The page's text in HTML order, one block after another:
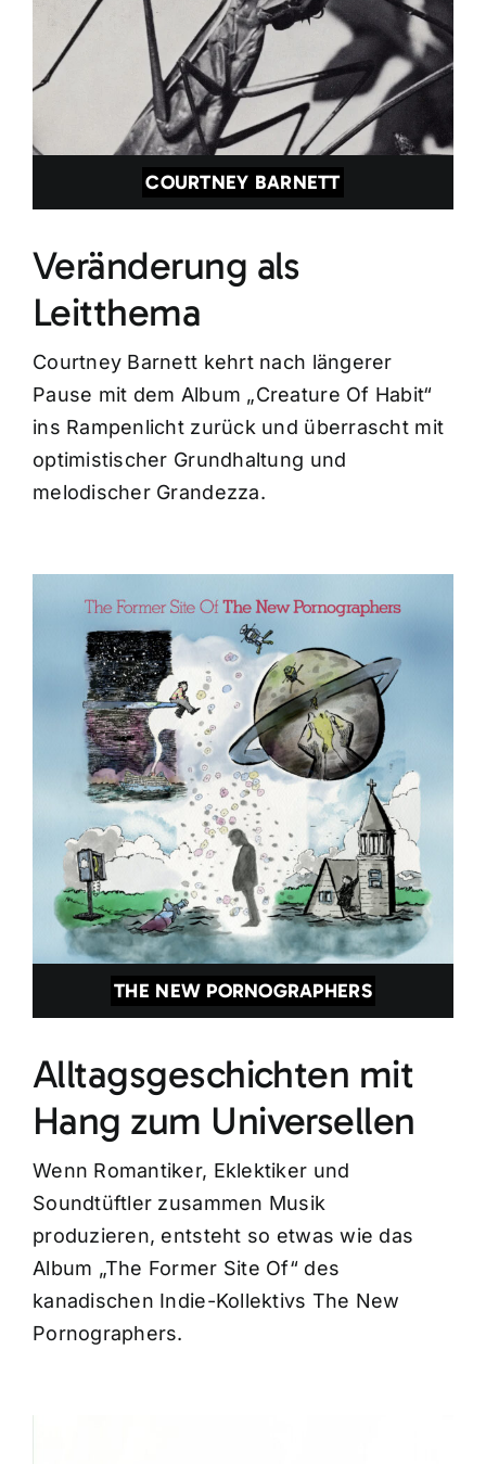
COURTNEY BARNETT
Veränderung als
Leitthema
Courtney Barnett kehrt nach längerer
Pause mit dem Album „Creature Of Habit“
ins Rampenlicht zurück und überrascht mit
optimistischer Grundhaltung und
melodischer Grandezza.
THE NEW PORNOGRAPHERS
Alltagsgeschichten mit
Hang zum Universellen
Wenn Romantiker, Eklektiker und
Soundtüftler zusammen Musik
produzieren, entsteht so etwas wie das
Album „The Former Site Of“ des
kanadischen Indie-Kollektivs The New
Pornographers.